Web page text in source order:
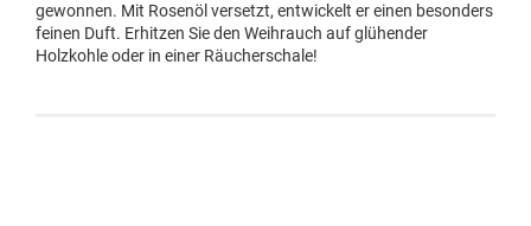
gewonnen. Mit Rosenöl versetzt, entwickelt er einen besonders
feinen Duft. Erhitzen Sie den Weihrauch auf glühender
Holzkohle oder in einer Räucherschale!